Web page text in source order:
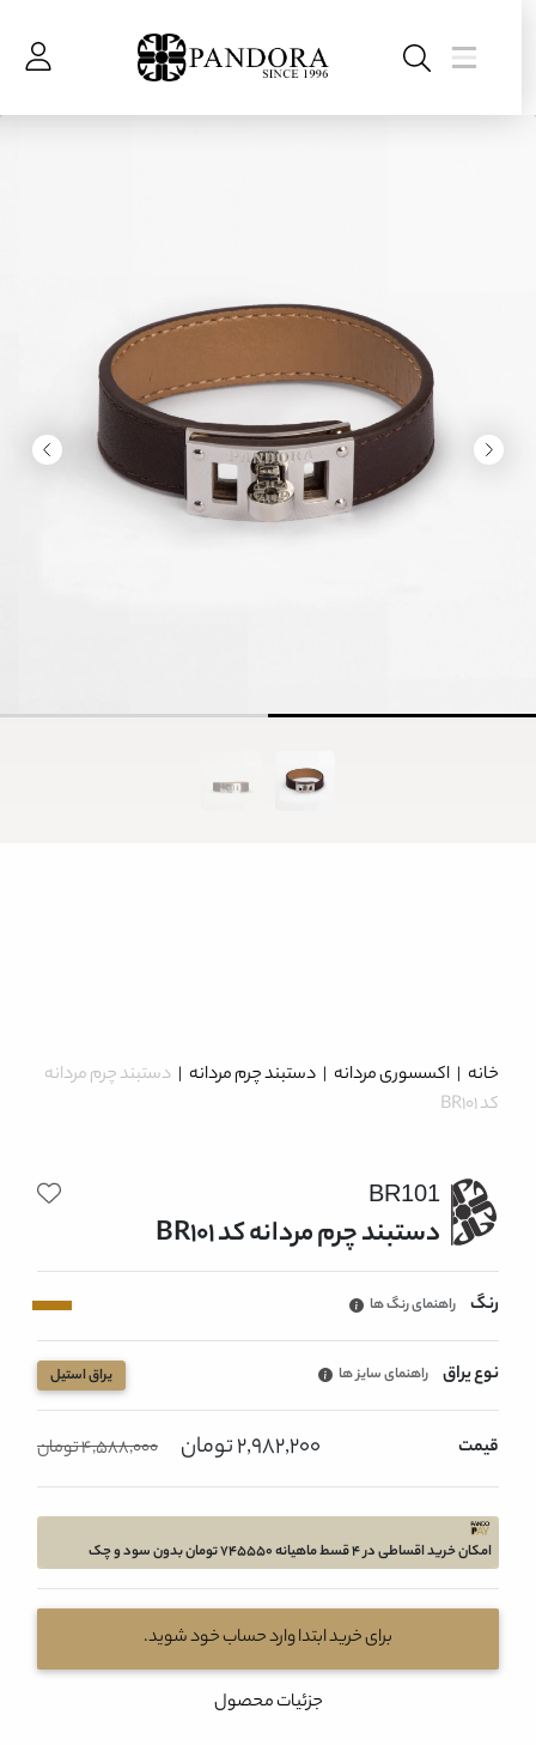
خانه | اکسسوری مردانه| دستبند چرم مردانه| دستبند چرم مردانه
کد BR101
BR101
دستبند چرم مردانه کد BR101
رنگ راهنمای رنگ ها
نوع یراق راهنمای سایز ها یراق استیل
قیمت 2,982,200 تومان 4,588,000 تومان
امکان خرید اقساطی در 4 قسط ماهیانه 745550 تومان بدون سود و چک
برای خرید ابتدا وارد حساب خود شوید.
جزئیات محصول